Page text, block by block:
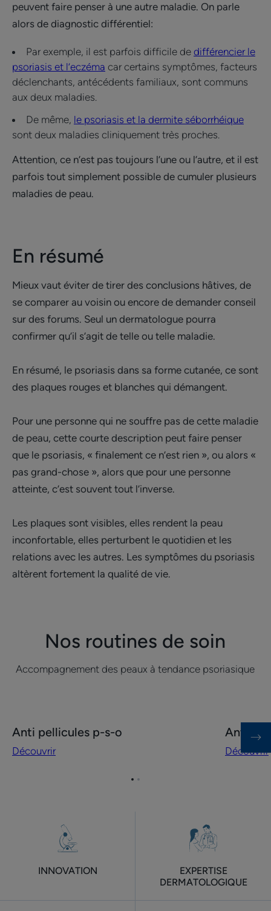
peuvent faire penser à une autre maladie. On parle
alors de diagnostic différentiel:
Par exemple, il est parfois difficile de différencier le
psoriasis et l’eczéma car certains symptômes, facteurs
déclenchants, antécédents familiaux, sont communs
aux deux maladies.
De même, le psoriasis et la dermite séborrhéique
sont deux maladies cliniquement très proches.
Attention, ce n’est pas toujours l’une ou l’autre, et il est
parfois tout simplement possible de cumuler plusieurs
maladies de peau.
En résumé
Mieux vaut éviter de tirer des conclusions hâtives, de
se comparer au voisin ou encore de demander conseil
sur des forums. Seul un dermatologue pourra
confirmer qu’il s’agit de telle ou telle maladie.
En résumé, le psoriasis dans sa forme cutanée, ce sont
des plaques rouges et blanches qui démangent.
Pour une personne qui ne souffre pas de cette maladie
de peau, cette courte description peut faire penser
que le psoriasis, « finalement ce n’est rien », ou alors «
pas grand-chose », alors que pour une personne
atteinte, c’est souvent tout l’inverse.
Les plaques sont visibles, elles rendent la peau
inconfortable, elles perturbent le quotidien et les
relations avec les autres. Les symptômes du psoriasis
altèrent fortement la qualité de vie.
Nos routines de soin
Accompagnement des peaux à tendance psoriasique
Anti
pellicules
Anti pellicules p-s-o
Découvrir
Découvrir
Anti-
plaques
Anti-
Découvrir
Aller
Aller
INNOVATION
EXPERTISE
DERMATOLOGIQUE